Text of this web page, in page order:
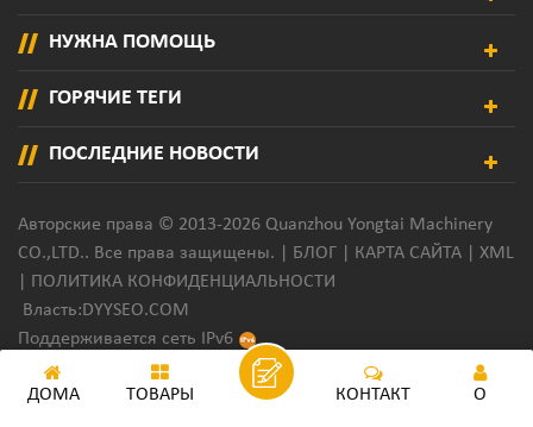
НУЖНА ПОМОЩЬ
ГОРЯЧИЕ ТЕГИ
ПОСЛЕДНИЕ НОВОСТИ
Авторские права © 2013-2026 Quanzhou Yongtai Machinery
CO.,LTD.. Все права защищены. | БЛОГ КАРТА САЙТА
XML
ПОЛИТИКА КОНФИДЕНЦИАЛЬНОСТИ
Власть:DYYSEO.COM
Поддерживается сеть IPv6
ДОМА ТОВАРЫ О
КОНТАКТ